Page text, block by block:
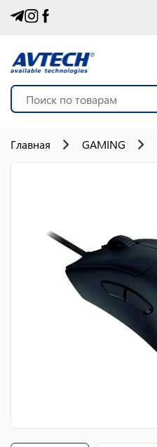
Главная GAMING